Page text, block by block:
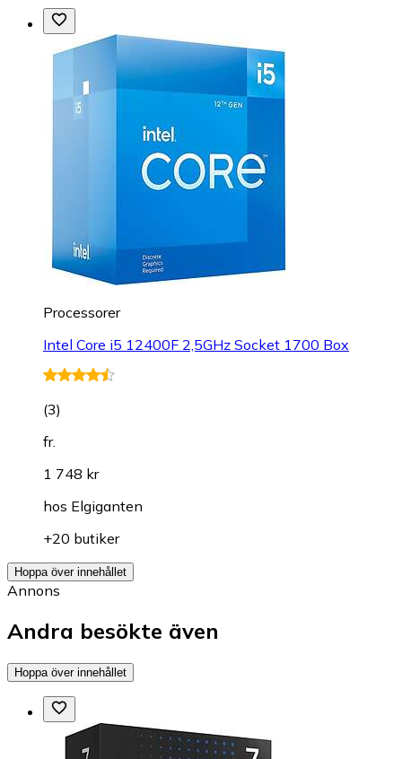
Processorer
Intel Core i5 12400F 2,5GHz Socket 1700 Box
(3)
fr.
1 748 kr
hos Elgiganten
+20 butiker
Hoppa över innehållet
Annons
Andra besökte även
Hoppa över innehållet